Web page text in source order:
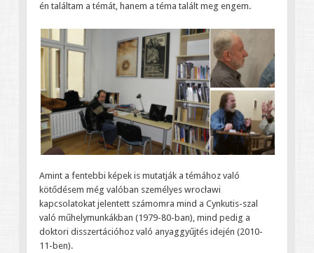
én találtam a témát, hanem a téma talált meg engem.
Amint a fentebbi képek is mutatják a témához való
kötődésem még valóban személyes wrocławi
kapcsolatokat jelentett számomra mind a Cynkutis-szal
való műhelymunkákban (1979-80-ban), mind pedig a
doktori disszertációhoz való anyaggyűjtés idején (2010-
11-ben).